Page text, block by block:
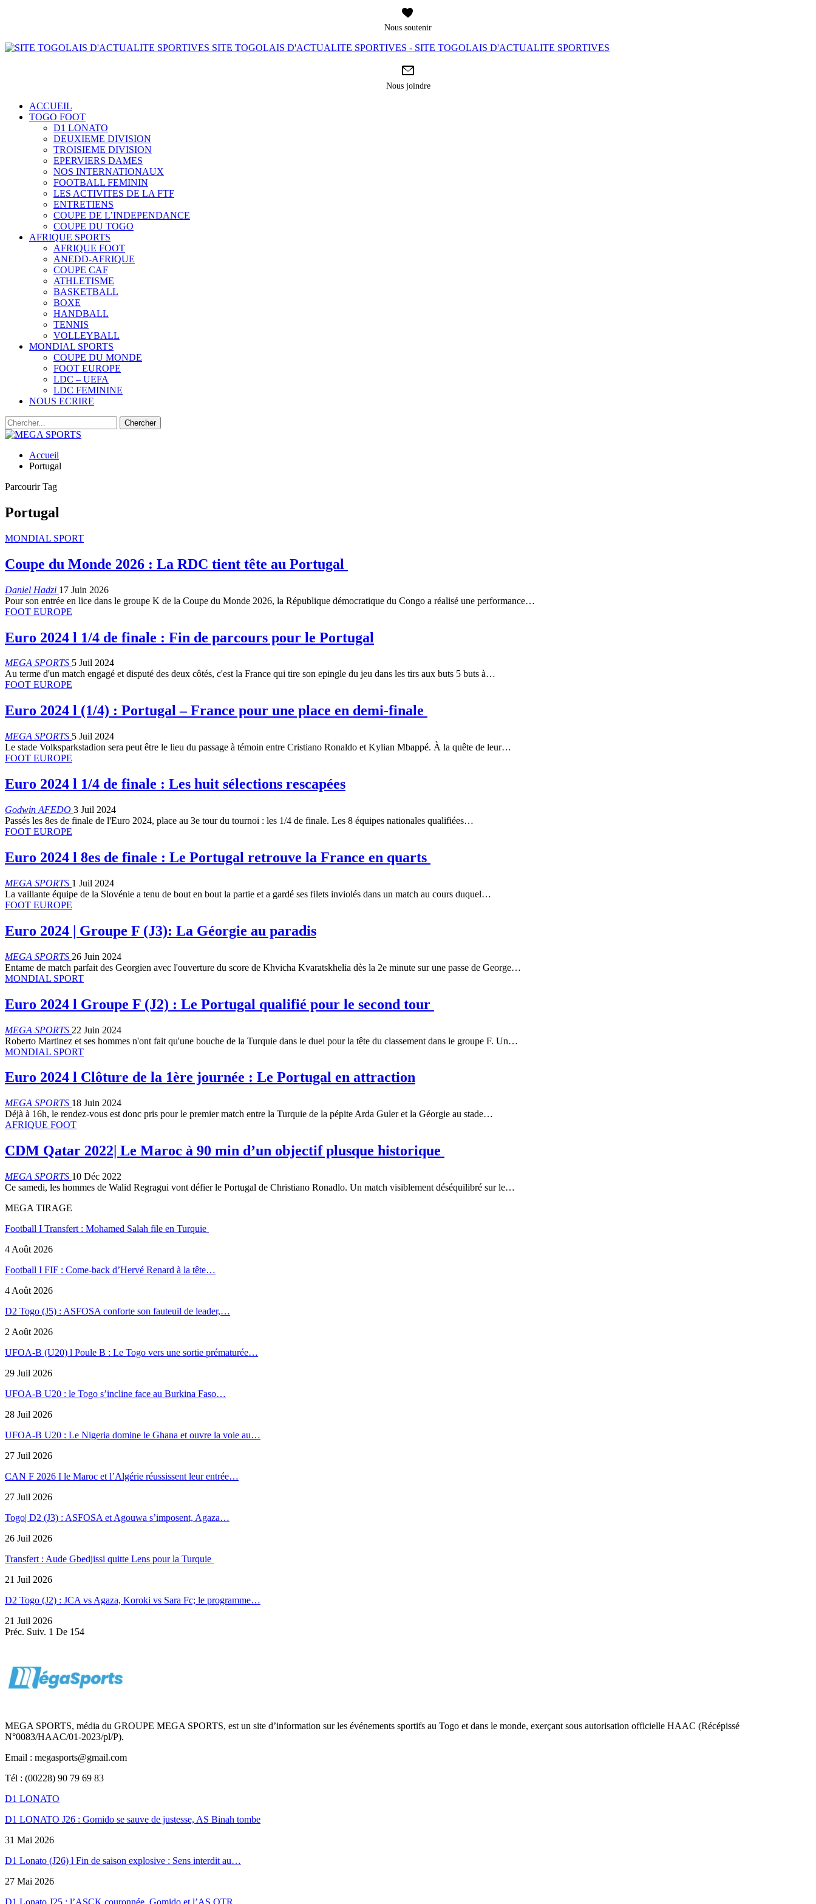
Nous soutenir
SITE TOGOLAIS D'ACTUALITE SPORTIVES - SITE TOGOLAIS D'ACTUALITE SPORTIVES
Nous joindre
ACCUEIL
TOGO FOOT
D1 LONATO
DEUXIEME DIVISION
TROISIEME DIVISION
EPERVIERS DAMES
NOS INTERNATIONAUX
FOOTBALL FEMININ
LES ACTIVITES DE LA FTF
ENTRETIENS
COUPE DE L’INDEPENDANCE
COUPE DU TOGO
AFRIQUE SPORTS
AFRIQUE FOOT
ANEDD-AFRIQUE
COUPE CAF
ATHLETISME
BASKETBALL
BOXE
HANDBALL
TENNIS
VOLLEYBALL
MONDIAL SPORTS
COUPE DU MONDE
FOOT EUROPE
LDC – UEFA
LDC FEMININE
NOUS ECRIRE
Accueil
Portugal
Parcourir Tag
Portugal
MONDIAL SPORT
Coupe du Monde 2026 : La RDC tient tête au Portugal
Daniel Hadzi 17 Juin 2026
Pour son entrée en lice dans le groupe K de la Coupe du Monde 2026, la République démocratique du Congo a réalisé une performance…
FOOT EUROPE
Euro 2024 l 1/4 de finale : Fin de parcours pour le Portugal
MEGA SPORTS 5 Juil 2024
Au terme d'un match engagé et disputé des deux côtés, c'est la France qui tire son epingle du jeu dans les tirs aux buts 5 buts à…
FOOT EUROPE
Euro 2024 l (1/4) : Portugal – France pour une place en demi-finale
MEGA SPORTS 5 Juil 2024
Le stade Volksparkstadion sera peut être le lieu du passage à témoin entre Cristiano Ronaldo et Kylian Mbappé. À la quête de leur…
FOOT EUROPE
Euro 2024 l 1/4 de finale : Les huit sélections rescapées
Godwin AFEDO 3 Juil 2024
Passés les 8es de finale de l'Euro 2024, place au 3e tour du tournoi : les 1/4 de finale. Les 8 équipes nationales qualifiées…
FOOT EUROPE
Euro 2024 l 8es de finale : Le Portugal retrouve la France en quarts
MEGA SPORTS 1 Juil 2024
La vaillante équipe de la Slovénie a tenu de bout en bout la partie et a gardé ses filets inviolés dans un match au cours duquel…
FOOT EUROPE
Euro 2024 | Groupe F (J3): La Géorgie au paradis
MEGA SPORTS 26 Juin 2024
Entame de match parfait des Georgien avec l'ouverture du score de Khvicha Kvaratskhelia dès la 2e minute sur une passe de George…
MONDIAL SPORT
Euro 2024 l Groupe F (J2) : Le Portugal qualifié pour le second tour
MEGA SPORTS 22 Juin 2024
Roberto Martinez et ses hommes n'ont fait qu'une bouche de la Turquie dans le duel pour la tête du classement dans le groupe F. Un…
MONDIAL SPORT
Euro 2024 l Clôture de la 1ère journée : Le Portugal en attraction
MEGA SPORTS 18 Juin 2024
Déjà à 16h, le rendez-vous est donc pris pour le premier match entre la Turquie de la pépite Arda Guler et la Géorgie au stade…
AFRIQUE FOOT
CDM Qatar 2022| Le Maroc à 90 min d’un objectif plusque historique
MEGA SPORTS 10 Déc 2022
Ce samedi, les hommes de Walid Regragui vont défier le Portugal de Christiano Ronadlo. Un match visiblement déséquilibré sur le…
MEGA TIRAGE
Football I Transfert : Mohamed Salah file en Turquie
4 Août 2026
Football I FIF : Come-back d’Hervé Renard à la tête…
4 Août 2026
D2 Togo (J5) : ASFOSA conforte son fauteuil de leader,…
2 Août 2026
UFOA-B (U20) l Poule B : Le Togo vers une sortie prématurée…
29 Juil 2026
UFOA-B U20 : le Togo s’incline face au Burkina Faso…
28 Juil 2026
UFOA-B U20 : Le Nigeria domine le Ghana et ouvre la voie au…
27 Juil 2026
CAN F 2026 I le Maroc et l’Algérie réussissent leur entrée…
27 Juil 2026
Togo| D2 (J3) : ASFOSA et Agouwa s’imposent, Agaza…
26 Juil 2026
Transfert : Aude Gbedjissi quitte Lens pour la Turquie
21 Juil 2026
D2 Togo (J2) : JCA vs Agaza, Koroki vs Sara Fc; le programme…
21 Juil 2026
Préc. Suiv. 1 De 154
MEGA SPORTS, média du GROUPE MEGA SPORTS, est un site d’information sur les événements sportifs au Togo et dans le monde, exerçant sous autorisation officielle HAAC (Récépissé
N°0083/HAAC/01-2023/pl/P).
Email : megasports@gmail.com
Tél : (00228) 90 79 69 83
D1 LONATO
D1 LONATO J26 : Gomido se sauve de justesse, AS Binah tombe
31 Mai 2026
D1 Lonato (J26) l Fin de saison explosive : Sens interdit au…
27 Mai 2026
D1 Lonato J25 : l’ASCK couronnée, Gomido et l’AS OTR…